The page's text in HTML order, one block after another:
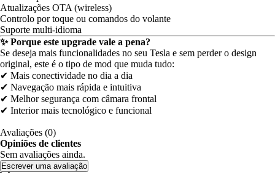
Atualizações OTA (wireless)
Controlo por toque ou comandos do volante
Suporte multi-idioma
✨ Porque este upgrade vale a pena?
Se deseja mais funcionalidades no seu Tesla e sem perder o design
original, este é o tipo de mod que muda tudo:
✔ Mais conectividade no dia a dia
✔ Navegação mais rápida e intuitiva
✔ Melhor segurança com câmara frontal
✔ Interior mais tecnológico e funcional
Avaliações (0)
Opiniões de clientes
Sem avaliações ainda.
Escrever uma avaliação